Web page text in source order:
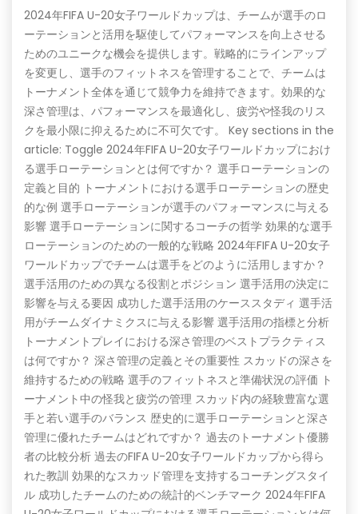
2024年FIFA U-20女子ワールドカップは、チームが選手のロ
ーテーションと活用を駆使してパフォーマンスを向上させる
ためのユニークな機会を提供します。戦略的にラインアップ
を変更し、選手のフィットネスを管理することで、チームは
トーナメント全体を通じて競争力を維持できます。効果的な
深さ管理は、パフォーマンスを最適化し、疲労や怪我のリス
クを最小限に抑えるために不可欠です。 Key sections in the
article: Toggle 2024年FIFA U-20女子ワールドカップにおけ
る選手ローテーションとは何ですか？ 選手ローテーションの
定義と目的 トーナメントにおける選手ローテーションの歴史
的な例 選手ローテーションが選手のパフォーマンスに与える
影響 選手ローテーションに関するコーチの哲学 効果的な選手
ローテーションのための一般的な戦略 2024年FIFA U-20女子
ワールドカップでチームは選手をどのように活用しますか？
選手活用のための異なる役割とポジション 選手活用の決定に
影響を与える要因 成功した選手活用のケーススタディ 選手活
用がチームダイナミクスに与える影響 選手活用の指標と分析
トーナメントプレイにおける深さ管理のベストプラクティス
は何ですか？ 深さ管理の定義とその重要性 スカッドの深さを
維持するための戦略 選手のフィットネスと準備状況の評価 ト
ーナメント中の怪我と疲労の管理 スカッド内の経験豊富な選
手と若い選手のバランス 歴史的に選手ローテーションと深さ
管理に優れたチームはどれですか？ 過去のトーナメント優勝
者の比較分析 過去のFIFA U-20女子ワールドカップから得ら
れた教訓 効果的なスカッド管理を支持するコーチングスタイ
ル 成功したチームのための統計的ベンチマーク 2024年FIFA